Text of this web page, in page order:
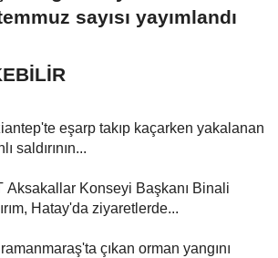
sayısı yayımlandı
eşarp takıp kaçarken yakalanan
saldırının...
Aksakallar Konseyi Başkanı Binali
Hatay'da ziyaretlerde...
çıkan orman yangını